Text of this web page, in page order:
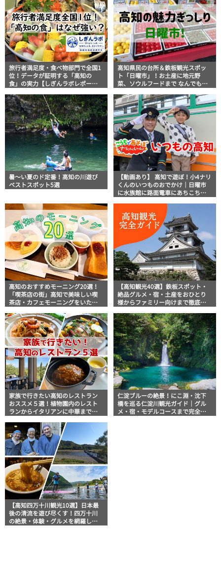
旅行者満足度・食べ物部門で全国1
位！データが証明する「高知の
食」の実力【しぎんラボレポー
高知県民の台所＆鉄板観光スポッ
ト「日曜市」！お土産に地元野
菜、ソウルフードまで なんでもそ
説！
暑～い夏のド定番！高知の川遊び
ベストスポット5選
【動画あり】 高知で遊ぼ！小4ナリ
くんのいつものおでかけ｜日曜市
に水族館に路面電車にあちこち巡
高知のおすすめモーニング20選！
「喫茶店の街」高知で美味しい喫
茶店・カフェモーニングをいただ
【高知観光40選】鉄板スポット・
絶品グルメ・宿・土産をおひとり
様からファミリー向けまで徹底解
家族で行きたい高知のレストラン
おススメ５選！植物園内のレスト
ランからイタリアンに中華まで楽
仁淀ブルーの絶景！にこ淵・沈下
橋を巡る仁淀川観光ガイド｜グル
メ・宿・モデルコースまで完全網
【高知四万十川観光10選】日本最
後の清流を遊び尽くす！四万十川
の絶景・体験・グルメを網羅した